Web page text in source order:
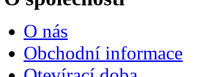
O nás
Obchodní informace